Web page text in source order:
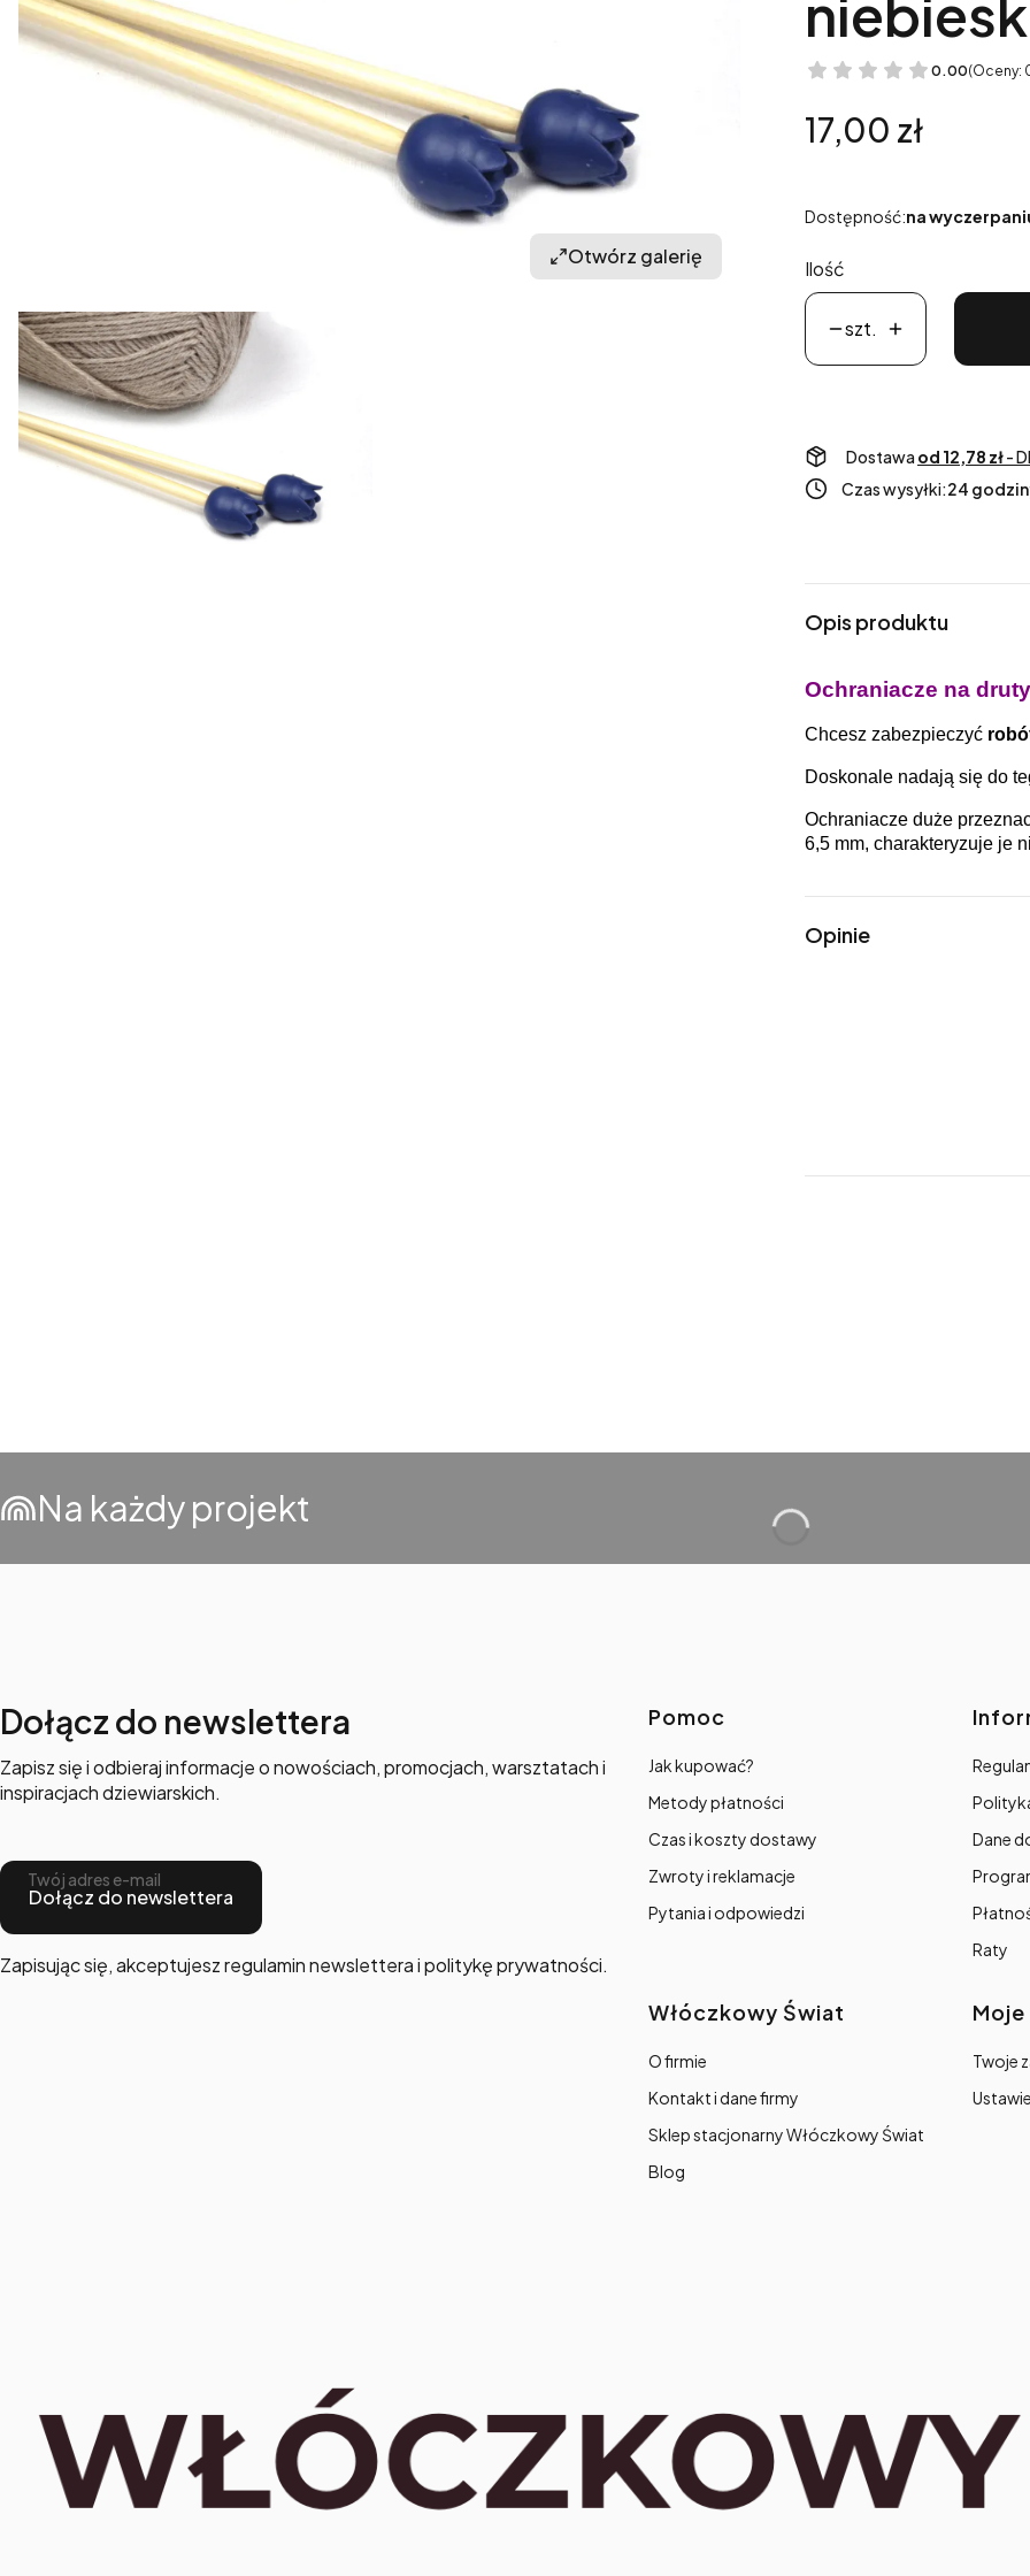
Otwórz galerię
0.00(Oceny:
Cena
17,00 zł
Dostępność:na
Ilość
szt.
Dostawa od 12,78 zł-
Czas wysyłki:24
Opis produktu
Ochraniacze na
Chcesz zabezpieczyć
Doskonale nadają się do
Ochraniacze duże
6,5 mm, charakteryzuje je
Opinie
Na każdy projekt
Dołącz do newslettera
Zapisz się i odbieraj informacje o nowościach, promocjach, warsztatach i
inspiracjach dziewiarskich.
Twój adres e-mail
Dołącz do newslettera
Zapisując się, akceptujesz regulamin newslettera i politykę prywatności.
Linki w stopce
Pomoc
Jak kupować?
Metody płatności
Czas i koszty dostawy
Zwroty i reklamacje
Pytania i odpowiedzi
Dane
Raty
Włóczkowy Świat
O firmie
Kontakt i dane firmy
Sklep stacjonarny Włóczkowy Świat
Blog
Twoje